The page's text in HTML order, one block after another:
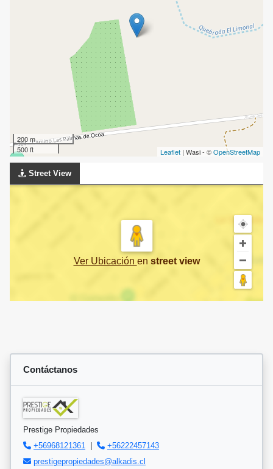
200 m
500 ft
Leaflet | Wasi - ©OpenStreetMap
Street View
Ver Ubicación en street view
Contáctanos
Prestige Propiedades
+56968121361
|
+56222457143
prestigepropiedades@alkadis.cl